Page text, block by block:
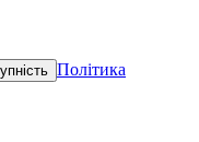
Політика